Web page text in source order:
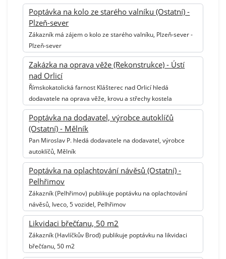
Poptávka na kolo ze starého valníku (Ostatní) -
Plzeň-sever
Zákazník má zájem o kolo ze starého valníku, Plzeň-sever -
Plzeň-sever
Zakázka na oprava věže (Rekonstrukce) - Ústí
nad Orlicí
Římskokatolická farnost Klášterec nad Orlicí hledá
dodavatele na oprava věže, krovu a střechy kostela
Poptávka na dodavatel, výrobce autoklíčů
(Ostatní) - Mělník
Pan Miroslav P. hledá dodavatele na dodavatel, výrobce
autoklíčů, Mělník
Poptávka na oplachtování návěsů (Ostatní) -
Pelhřimov
Zákazník (Pelhřimov) publikuje poptávku na oplachtování
návěsů, Iveco, 5 vozidel, Pelhřimov
Likvidaci břečťanu, 50 m2
Zákazník (Havlíčkův Brod) publikuje poptávku na likvidaci
břečťanu, 50 m2